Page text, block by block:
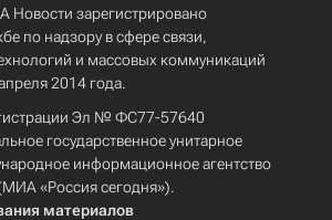
Новости зарегистрировано
по надзору в сфере связи,
и массовых коммуникаций
2014 года.
Эл № ФС77-57640
государственное унитарное
информационное агентство
«Россия сегодня»).
материалов